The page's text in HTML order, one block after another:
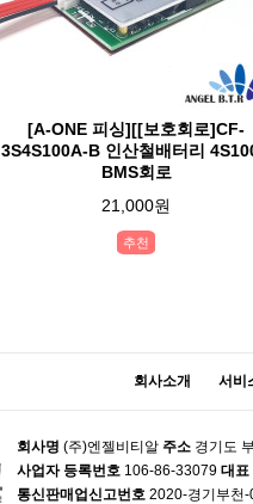
[A-ONE 피싱][[보호회로]CF-
3S4S100A-B 인산철배터리
BMS회로
21,000원
추천
회사소개 서비
회사명 (주)엔젤비티알 주소 경기도
사업자 등록번호 106-86-33079 대표
통신판매업신고번호 2020-경기부천